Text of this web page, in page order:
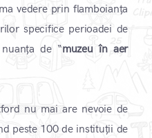
vedere prin flamboianța
specifice perioadei de
de “muzeu în aer
nu mai are nevoie de
peste 100 de instituții de